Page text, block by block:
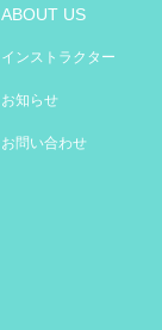
ABOUT US
インストラクター
お知らせ
お問い合わせ